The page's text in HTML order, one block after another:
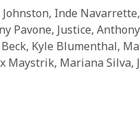
Inde
Pavone, Justice,
Kyle Blumenthal,
Mariana Silva,